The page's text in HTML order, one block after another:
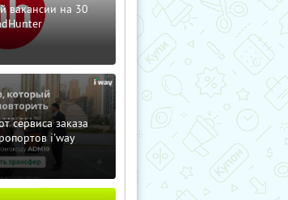
вакансии на 30
сервиса заказа
i'way